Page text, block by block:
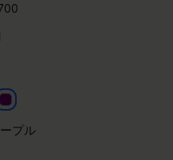
クハニー
プラムパープル
プル